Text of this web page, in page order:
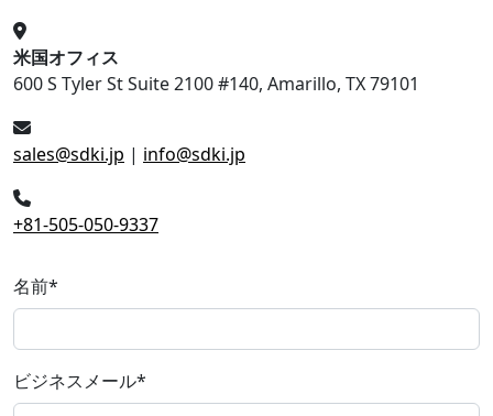
米国オフィス
600 S Tyler St Suite 2100 #140, Amarillo, TX 79101
sales@sdki.jp | info@sdki.jp
+81-505-050-9337
名前*
ビジネスメール*